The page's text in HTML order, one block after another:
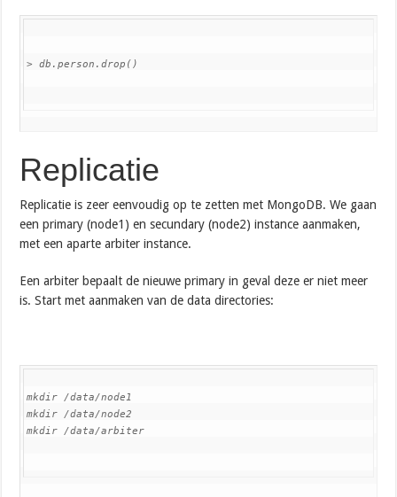
> db.person.drop()
Replicatie
Replicatie is zeer eenvoudig op te zetten met MongoDB. We gaan
een primary (node1) en secundary (node2) instance aanmaken,
met een aparte arbiter instance.
Een arbiter bepaalt de nieuwe primary in geval deze er niet meer
is. Start met aanmaken van de data directories:
mkdir /data/node1
mkdir /data/node2
mkdir /data/arbiter